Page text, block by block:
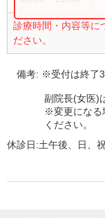
診療時間・内容等に
ださい。
備考: ※受付は終了
副院長(女医)
※変更になる
ください。
休診日:土午後、日、